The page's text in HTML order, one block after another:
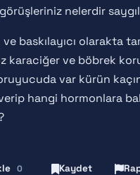
nelerdir
baskılayıcı olarakta
karaciğer ve böbrek
var kürün
hangi hormonlara
0 Kaydet